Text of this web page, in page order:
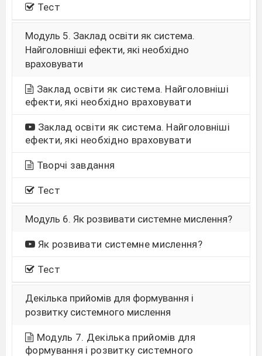
Тест
Модуль 5. Заклад освіти як система.
Найголовніші ефекти, які необхідно
враховувати
Заклад освіти як система. Найголовніші
ефекти, які необхідно враховувати
Заклад освіти як система. Найголовніші
ефекти, які необхідно враховувати
Творчі завдання
Тест
Модуль 6. Як розвивати системне мислення?
Як розвивати системне мислення?
Тест
Декілька прийомів для формування і
розвитку системного мислення
Модуль 7. Декілька прийомів для
формування і розвитку системного